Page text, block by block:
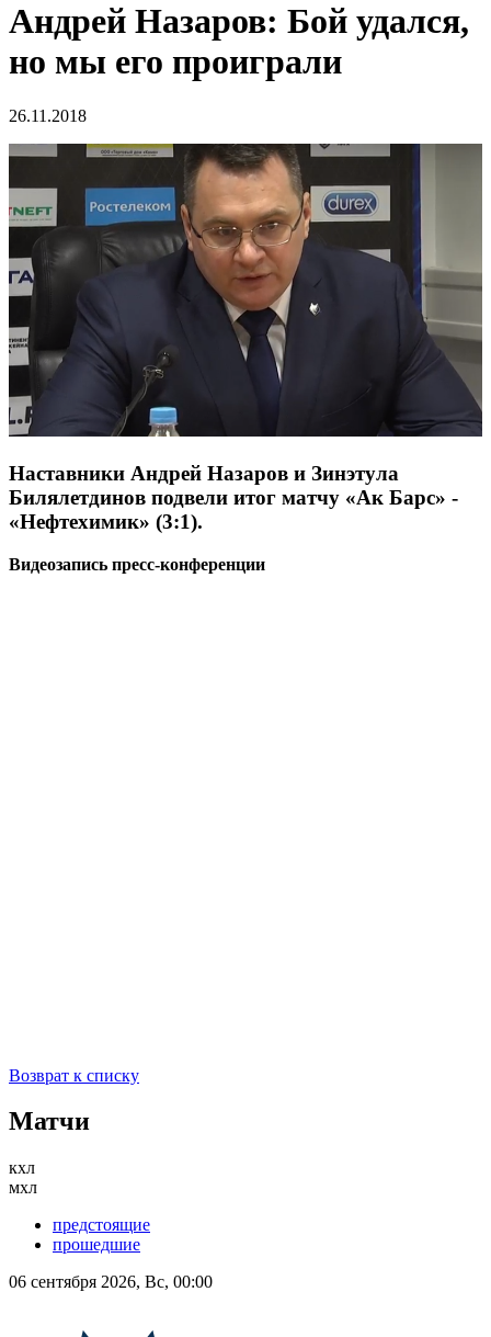
Андрей Назаров: Бой удался,
но мы его проиграли
26.11.2018
Наставники Андрей Назаров и Зинэтула
Билялетдинов подвели итог матчу «Ак Барс» -
«Нефтехимик» (3:1).
Видеозапись пресс-конференции
Возврат к списку
Матчи
кхл
мхл
предстоящие
прошедшие
06 сентября 2026, Вс, 00:00